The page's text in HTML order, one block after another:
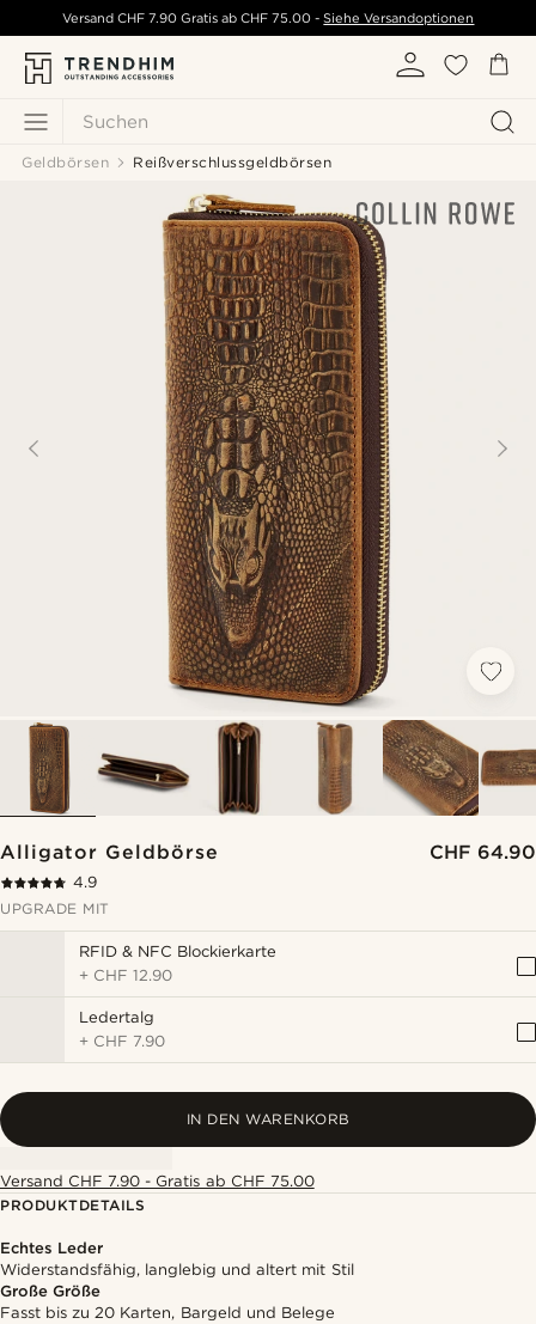
Suchen
Versand CHF 7.90 Gratis ab CHF 75.00 - Siehe Versandoptionen
Geldbörsen Reißverschlussgeldbörsen
Alligator Geldbörse CHF 64.90
4.9
UPGRADE MIT
RFID & NFC Blockierkarte
+ CHF 12.90
Ledertalg
+ CHF 7.90
IN DEN WARENKORB
Versand CHF 7.90 - Gratis ab CHF 75.00
PRODUKTDETAILS
Echtes Leder
Widerstandsfähig, langlebig und altert mit Stil
Große Größe
Fasst bis zu 20 Karten, Bargeld und Belege